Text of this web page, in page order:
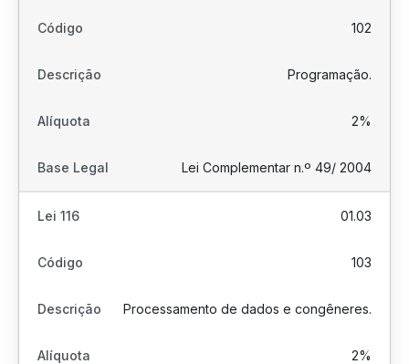
102
Programação.
2%
Lei Complementar n.º 49/ 2004
01.03
103
Processamento de dados e congêneres.
2%